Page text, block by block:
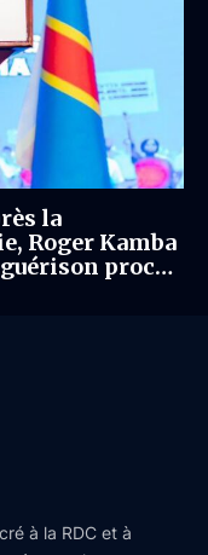
la
Roger Kamba
proche
à la RDC et à